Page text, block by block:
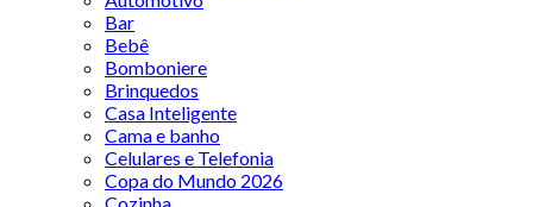
Bar
Bebê
Bomboniere
Brinquedos
Casa Inteligente
Cama e banho
Celulares e Telefonia
Copa do Mundo 2026